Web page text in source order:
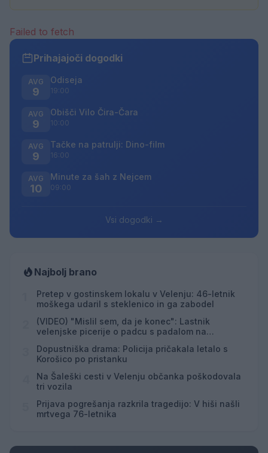
Failed to fetch
Prihajajoči dogodki
AVG
9
Odiseja
19:00
AVG
9
Obišči Vilo Čira-Čara
10:00
AVG
9
Tačke na patrulji: Dino-film
16:00
AVG
10
Minute za šah z Nejcem
09:00
Vsi dogodki →
Najbolj brano
Pretep v gostinskem lokalu v Velenju: 46-letnik
moškega udaril s steklenico in ga zabodel
(VIDEO) "Mislil sem, da je konec": Lastnik
velenjske picerije o padcu s padalom na
Dopustniška drama: Policija pričakala letalo s
Korošico po pristanku
Na Šaleški cesti v Velenju občanka poškodovala
tri vozila
Prijava pogrešanja razkrila tragedijo: V hiši našli
mrtvega 76-letnika